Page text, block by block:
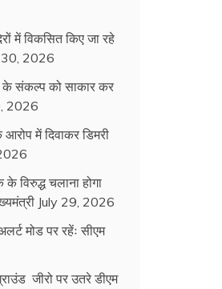
में विकसित किए जा रहे
30, 2026
संकल्प को साकार कर
2026
आरोप में दिवाकर डिमरी
विरुद्ध चलाना होगा
July 29, 2026
मोड पर रहेंः सीएम
जीरो पर उतरे डीएम